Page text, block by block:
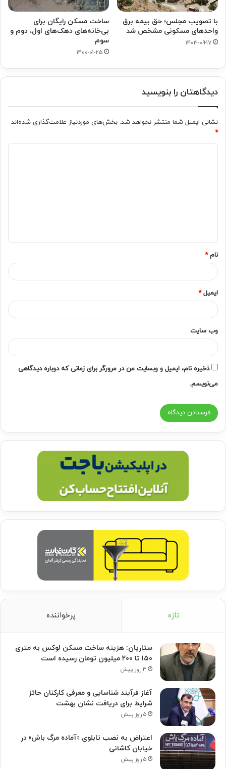
با تصویب مجلس؛ حق بیمه برق
واحدهای مسکونی مشخص شد
۱۴۰۳-۰۹-۱۷
ساخت مسکن رایگان برای
بی‌خانه‌های دهک‌های اول، دوم و
سوم
۱۴۰۰-۰۱-۲۵
دیدگاهتان را بنویسید
نشانی ایمیل شما منتشر نخواهد شد. بخش‌های موردنیاز علامت‌گذاری شده‌اند
*
*
نام*
ایمیل*
وب‌ سایت
ذخیره نام، ایمیل و وبسایت من در مرورگر برای زمانی که دوباره دیدگاهی
می‌نویسم.
تازه پرخواننده
ستاریان: هزینه ساخت مسکن لوکس به متری
۱۵۰ تا ۲۰۰ میلیون تومان رسیده است
۳ روز پیش
آغاز فرآیند شناسایی و معرفی کارکنان حائز
شرایط برای دریافت نشان بهشت
۵ روز پیش
اعتراض به نصب تابلوی «آماده مرگ باش» در
خیابان کاشانی
۵ روز پیش